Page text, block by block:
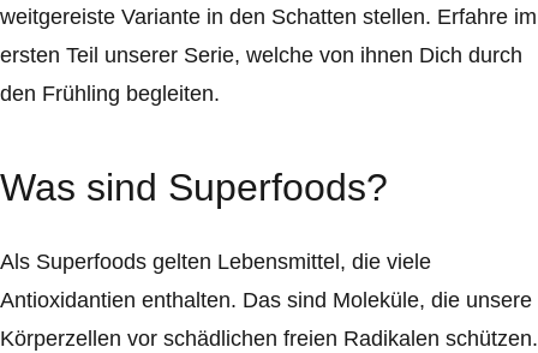
weitgereiste Variante in den Schatten stellen. Erfahre im
ersten Teil unserer Serie, welche von ihnen Dich durch
den Frühling begleiten.
Was sind Superfoods?
Als Superfoods gelten Lebensmittel, die viele
Antioxidantien enthalten. Das sind Moleküle, die unsere
Körperzellen vor schädlichen freien Radikalen schützen.